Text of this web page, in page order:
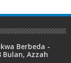
Berbeda -
Azzah